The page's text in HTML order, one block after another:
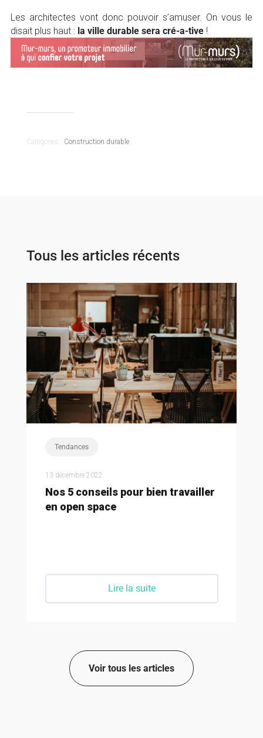
Les architectes vont donc pouvoir s’amuser. On vous le
disait plus haut : la ville durable sera cré-a-tive!
Catégories : Construction durable
Tous les articles récents
Tendances
24 novembre 2022
Bien choisir sa décoration éco-
responsable !
Lire la suite
Voir tous les articles